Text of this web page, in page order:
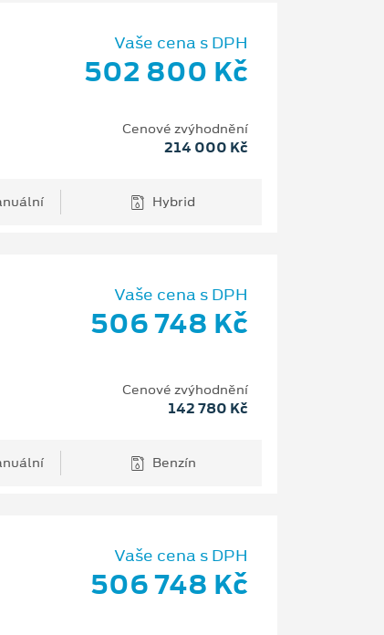
Vaše cena s DPH
502 800 Kč
Cenové zvýhodnění
214 000 Kč
Hybrid
Vaše cena s DPH
506 748 Kč
Cenové zvýhodnění
142 780 Kč
Benzín
Vaše cena s DPH
506 748 Kč